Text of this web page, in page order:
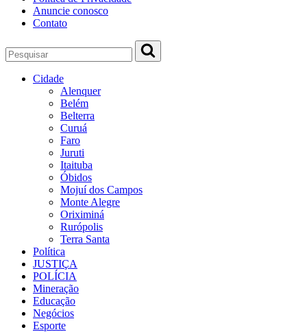
Anuncie conosco
Contato
Cidade
Alenquer
Belém
Belterra
Curuá
Faro
Juruti
Itaituba
Óbidos
Mojuí dos Campos
Monte Alegre
Oriximiná
Rurópolis
Terra Santa
Política
JUSTIÇA
POLÍCIA
Mineração
Educação
Negócios
Esporte